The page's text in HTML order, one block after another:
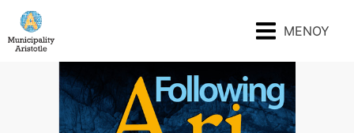
ΜΕΝΟΥ